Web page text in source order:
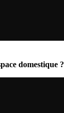
domestique ?